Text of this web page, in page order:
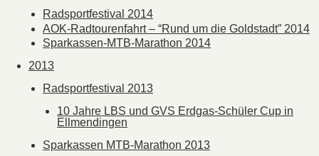
Radsportfestival 2014
AOK-Radtourenfahrt – “Rund um die Goldstadt” 2014
Sparkassen-MTB-Marathon 2014
2013
Radsportfestival 2013
10 Jahre LBS und GVS Erdgas-Schüler Cup in
Ellmendingen
Sparkassen MTB-Marathon 2013